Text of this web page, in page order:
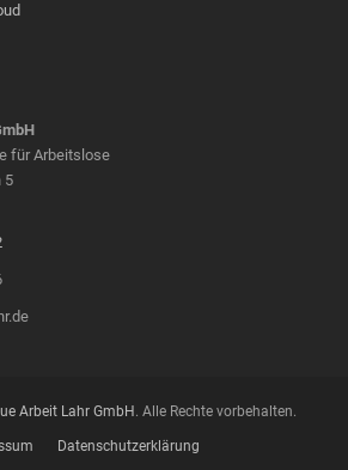
für Arbeitslose
5
Arbeit Lahr GmbH . Alle Rechte vorbehalten.
Datenschutzerklärung